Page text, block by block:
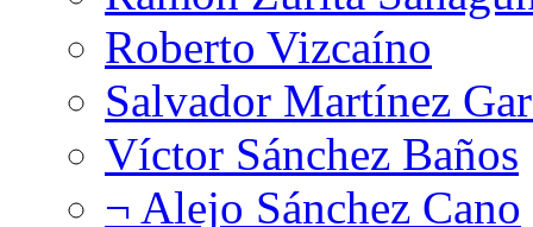
Roberto Vizcaíno
Salvador Martínez
Víctor Sánchez Baños
¬ Alejo Sánchez Cano